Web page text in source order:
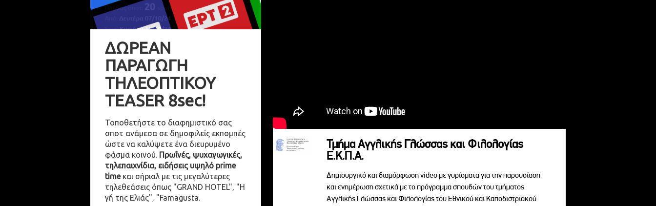
ΔΩΡΕΑΝ
ΠΑΡΑΓΩΓΗ
ΤΗΛΕΟΠΤΙΚΟΥ
TEASER 8sec!
Τοποθετήστε το διαφημιστικό σας
σποτ ανάμεσα σε δημοφιλείς εκπομπές
ώστε να καλύψετε ένα διευρυμένο
φάσμα κοινού. Πρωΐνές, ψυχαγωγικές,
τηλεπαιχνίδια, ειδήσεις υψηλό prime
timeκαι σήριαλ με τις μεγαλύτερες
τηλεθεάσεις όπως "GRAND HOTEL", "Η
γή της Ελιάς", "Famagusta.
Τμήμα Αγγλικής Γλώσσας και Φιλολογίας
Ε.Κ.Π.Α.
Δημιουργικό και διαμόρφωση video με γυρίσματα για την παρουσίαση
και ενημέρωση σχετικά με το πρόγραμμα σπουδών του τμήματος
Αγγλικής Γλώσσας και Φιλολογίας του Εθνικού και Καποδιστριακού